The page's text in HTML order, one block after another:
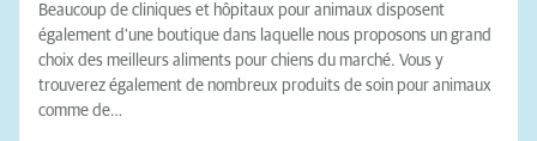
Beaucoup de cliniques et hôpitaux pour animaux disposent
également d'une boutique dans laquelle nous proposons un grand
choix des meilleurs aliments pour chiens du marché. Vous y
trouverez également de nombreux produits de soin pour animaux
comme de…